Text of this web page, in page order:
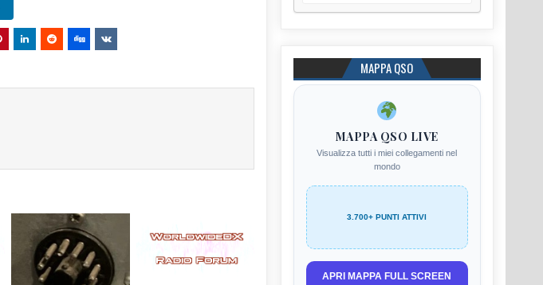
MAPPA QSO
MAPPA QSO LIVE
Visualizza tutti i miei collegamenti nel
mondo
3.700+ PUNTI ATTIVI
APRI MAPPA FULL SCREEN